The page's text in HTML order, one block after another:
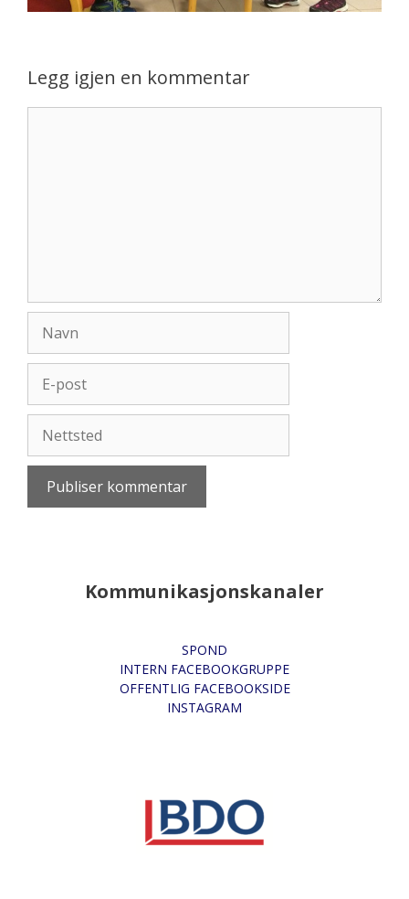
Legg igjen en kommentar
post
Kommunikasjonskanaler
SPOND
INTERN FACEBOOKGRUPPE
OFFENTLIG FACEBOOKSIDE
INSTAGRAM